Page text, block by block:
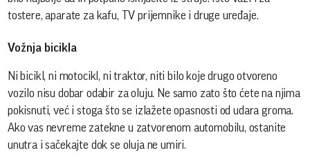
tostere, aparate za kafu, TV prijemnike i druge uređaje.
Vožnja bicikla
Ni bicikl, ni motocikl, ni traktor, niti bilo koje drugo otvoreno
vozilo nisu dobar odabir za oluju. Ne samo zato što ćete na njima
pokisnuti, već i stoga što se izlažete opasnosti od udara groma.
Ako vas nevreme zatekne u zatvorenom automobilu, ostanite
unutra i sačekajte dok se oluja ne umiri.